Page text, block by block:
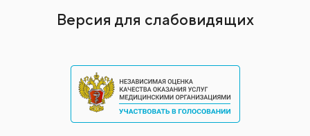
Версия для слабовидящих